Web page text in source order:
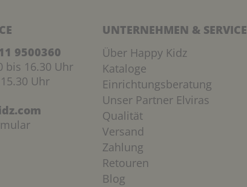
9500360
bis 16.30 Uhr
Uhr
UNTERNEHMEN & SERVICE
Über Happy Kidz
Kataloge
Einrichtungsberatung
Unser Partner Elviras
Qualität
Versand
Zahlung
Retouren
Blog